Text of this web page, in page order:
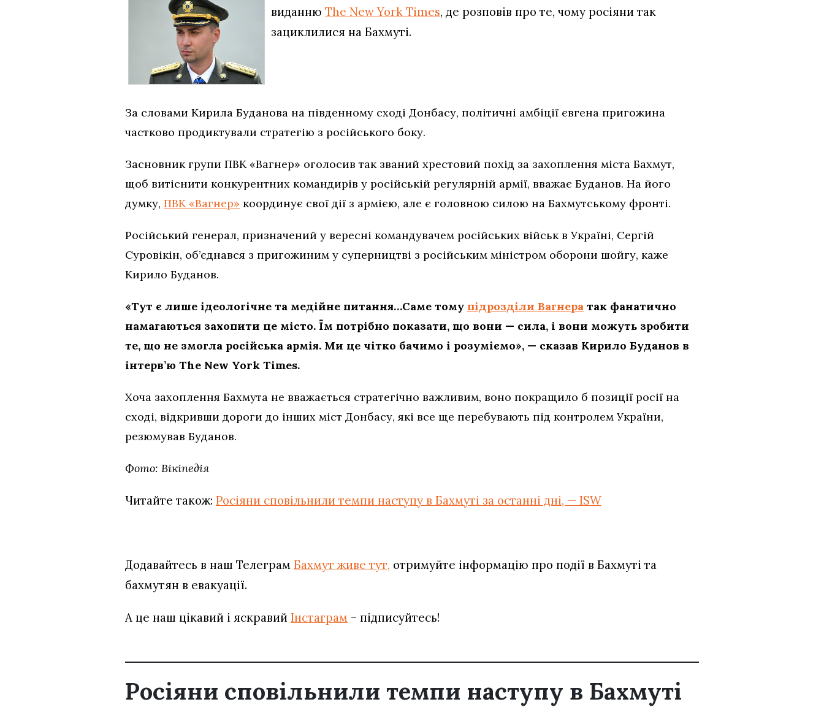
виданню The New York Times, де розповів про те, чому росіяни так
зациклилися на Бахмуті.
За словами Кирила Буданова на південному сході Донбасу, політичні амбіції євгена пригожина
частково продиктували стратегію з російського боку.
Засновник групи ПВК «Вагнер» оголосив так званий хрестовий похід за захоплення міста Бахмут,
щоб витіснити конкурентних командирів у російській регулярній армії, вважає Буданов. На його
думку, ПВК «Вагнер» координує свої дії з армією, але є головною силою на Бахмутському фронті.
Російський генерал, призначений у вересні командувачем російських військ в Україні, Сергій
Суровікін, об’єднався з пригожиним у суперництві з російським міністром оборони шойгу, каже
Кирило Буданов.
«Тут є лише ідеологічне та медійне питання…Саме тому підрозділи Вагнера так фанатично
намагаються захопити це місто. Їм потрібно показати, що вони — сила, і вони можуть зробити
те, що не змогла російська армія. Ми це чітко бачимо і розуміємо», — сказав Кирило Буданов в
інтерв’ю The New York Times.
Хоча захоплення Бахмута не вважається стратегічно важливим, воно покращило б позиції росії на
сході, відкривши дороги до інших міст Донбасу, які все ще перебувають під контролем України,
резюмував Буданов.
Фото: Вікіпедія
Читайте також: Росіяни сповільнили темпи наступу в Бахмуті за останні дні, — ISW
Додавайтесь в наш Телеграм Бахмут живе тут, отримуйте інформацію про події в Бахмуті та
бахмутян в евакуації.
А це наш цікавий і яскравий Інстаграм – підписуйтесь!
Росіяни сповільнили темпи наступу в Бахмуті